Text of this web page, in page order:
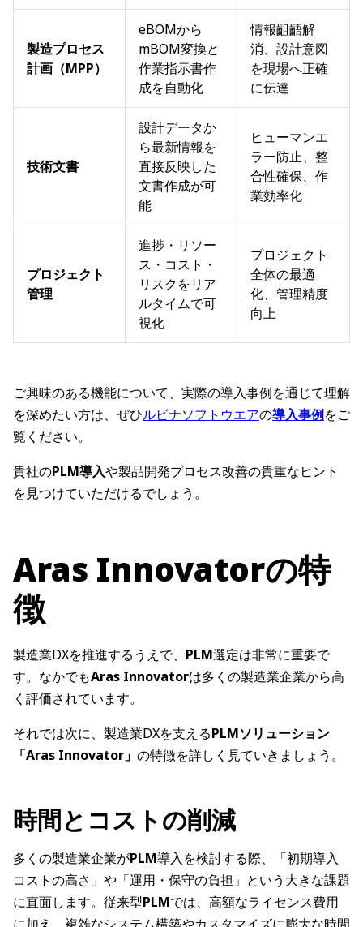
製造プロセス
計画（MPP）
eBOMから
mBOM変換と
作業指示書作
成を自動化
情報齟齬解
消、設計意図
を現場へ正確
に伝達
技術文書
設計データか
ら最新情報を
直接反映した
文書作成が可
能
ヒューマンエ
ラー防止、整
合性確保、作
業効率化
プロジェクト
管理
進捗・リソー
ス・コスト・
リスクをリア
ルタイムで可
視化
プロジェクト
全体の最適
化、管理精度
向上
ご興味のある機能について、実際の導入事例を通じて理解
を深めたい方は、ぜひルビナソフトウエアの導入事例をご
覧ください。
貴社のPLM導入や製品開発プロセス改善の貴重なヒント
を見つけていただけるでしょう。
Aras Innovatorの特
徴
製造業DXを推進するうえで、 PLM選定は非常に重要で
す。なかでもAras Innovatorは多くの製造業企業から高
く評価されています。
それでは次に、製造業DXを支えるPLMソリューション
「Aras Innovator」 の特徴を詳しく見ていきましょう。
時間とコストの削減
多くの製造業企業がPLM導入を検討する際、「初期導入
コストの高さ」や「運用・保守の負担」という大きな課題
に直面します。従来型PLMでは、高額なライセンス費用